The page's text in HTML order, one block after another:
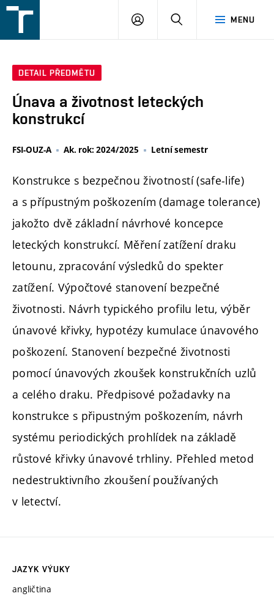
v
MENU
PŘIHLÁŠENÍ
DETAIL PŘEDMĚTU
Únava a životnost leteckých
konstrukcí
FSI-OUZ-A Ak. rok: 2024/2025 Letní semestr
Konstrukce s bezpečnou životností (safe-life)
a s přípustným poškozením (damage tolerance)
jakožto dvě základní návrhové koncepce
leteckých konstrukcí. Měření zatížení draku
letounu, zpracování výsledků do spekter
zatížení. Výpočtové stanovení bezpečné
životnosti. Návrh typického profilu letu, výběr
únavové křivky, hypotézy kumulace únavového
poškození. Stanovení bezpečné životnosti
pomocí únavových zkoušek konstrukčních uzlů
a celého draku. Předpisové požadavky na
konstrukce s připustným poškozením, návrh
systému periodických prohlídek na základě
růstové křivky únavové trhliny. Přehled metod
nedestruktivního zkoušení používaných
v letectví.
JAZYK VÝUKY
angličtina